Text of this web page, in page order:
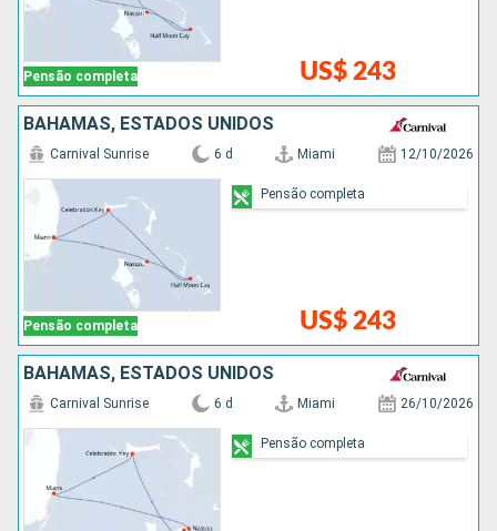
Pensão completa US$ 243
BAHAMAS, ESTADOS UNIDOS
Pensão completa
Carnival Sunrise 6 d Miami 12/10/2026
US$ 243
Pensão completa
BAHAMAS, ESTADOS UNIDOS
Carnival Sunrise 6 d Miami 26/10/2026
Pensão completa